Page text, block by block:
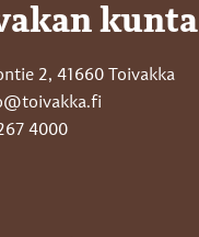
kunta
2, 41660 Toivakka
4000